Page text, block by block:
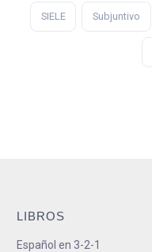
SIELE Subjuntivo
LIBROS
Español en 3-2-1